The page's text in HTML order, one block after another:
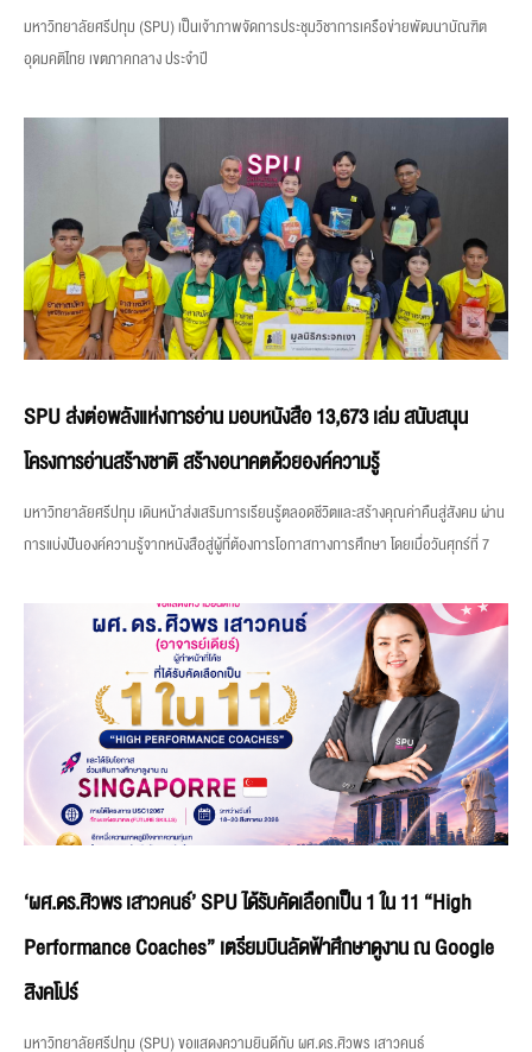
มหาวิทยาลัยศรีปทุม (SPU) เป็นเจ้าภาพจัดการประชุมวิชาการเครือข่ายพัฒนาบัณฑิต
อุดมคติไทย เขตภาคกลาง ประจำปี
SPU ส่งต่อพลังแห่งการอ่าน มอบหนังสือ 13,673 เล่ม สนับสนุน
โครงการอ่านสร้างชาติ สร้างอนาคตด้วยองค์ความรู้
มหาวิทยาลัยศรีปทุม เดินหน้าส่งเสริมการเรียนรู้ตลอดชีวิตและสร้างคุณค่าคืนสู่สังคม ผ่าน
การแบ่งปันองค์ความรู้จากหนังสือสู่ผู้ที่ต้องการโอกาสทางการศึกษา โดยเมื่อวันศุกร์ที่ 7
‘ผศ.ดร.ศิวพร เสาวคนธ์’ SPU ได้รับคัดเลือกเป็น 1 ใน 11 “High
Performance Coaches” เตรียมบินลัดฟ้าศึกษาดูงาน ณ Google
สิงคโปร์
มหาวิทยาลัยศรีปทุม (SPU) ขอแสดงความยินดีกับ ผศ.ดร.ศิวพร เสาวคนธ์